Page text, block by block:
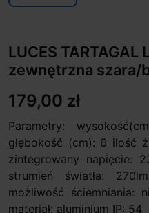
LUCES
zewnętrzna szara/
179,00 zł
Parametry:
głębokość (cm): 6 ilość
zintegrowany napięcie:
strumień światła:
możliwość ściemniania:
materiał: aluminium IP: 54